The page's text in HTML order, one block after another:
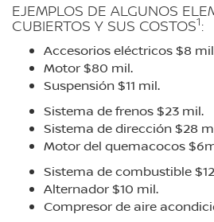
EJEMPLOS DE ALGUNOS
CUBIERTOS Y SUS COSTOS1:
Accesorios eléctricos $8
Motor $80 mil.
Suspensión $11 mil.
Sistema de frenos $23 mil.
Sistema de dirección $28
Motor del quemacocos
Sistema de combustible
Alternador $10 mil.
Compresor de aire